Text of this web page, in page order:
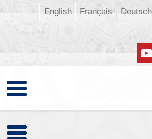
Deutsch
Français
English